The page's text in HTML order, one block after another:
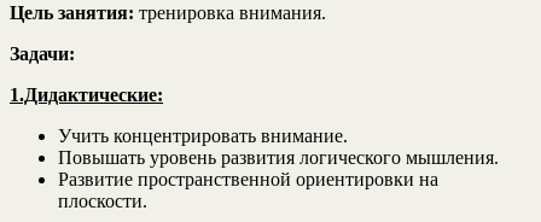
Цель занятия: тренировка внимания.
Задачи:
1.Дидактические:
Учить концентрировать внимание.
Повышать уровень развития логического мышления.
Развитие пространственной ориентировки на
плоскости.